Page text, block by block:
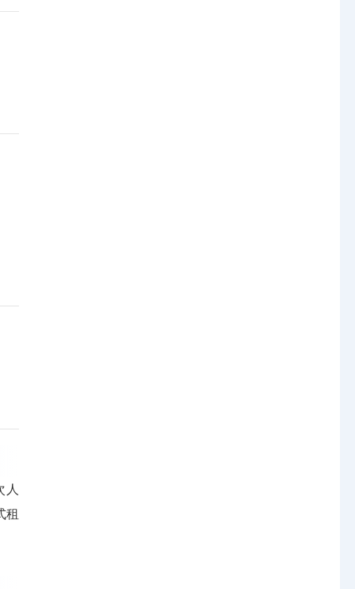
人
租